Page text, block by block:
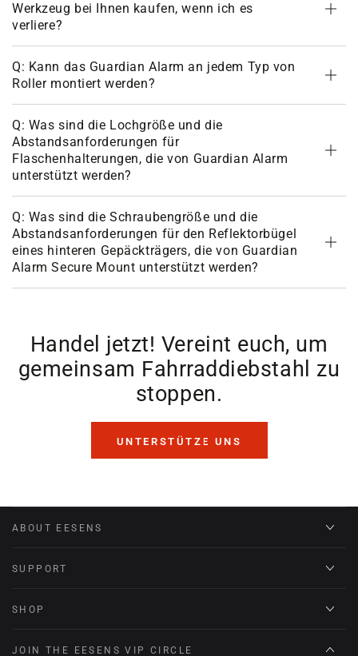
Werkzeug bei Ihnen kaufen, wenn ich es
verliere?
Q: Kann das Guardian Alarm an jedem Typ von
Roller montiert werden?
Q: Was sind die Lochgröße und die
Abstandsanforderungen für
Flaschenhalterungen, die von Guardian Alarm
unterstützt werden?
Q: Was sind die Schraubengröße und die
Abstandsanforderungen für den Reflektorbügel
eines hinteren Gepäckträgers, die von Guardian
Alarm Secure Mount unterstützt werden?
Handel jetzt! Vereint euch, um
gemeinsam Fahrraddiebstahl zu
stoppen.
UNTERSTÜTZE UNS
ABOUT EESENS
SUPPORT
SHOP
JOIN THE EESENS VIP CIRCLE